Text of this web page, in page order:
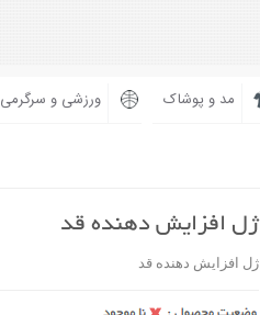
مد و پوشاک ورزشی و سرگرمی
ژل افزایش دهنده قد
ژل افزایش دهنده قد